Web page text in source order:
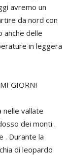
avremo un
da nord con
anche delle
in leggera
GIORNI
nelle vallate
dei monti .
. Durante la
di leopardo